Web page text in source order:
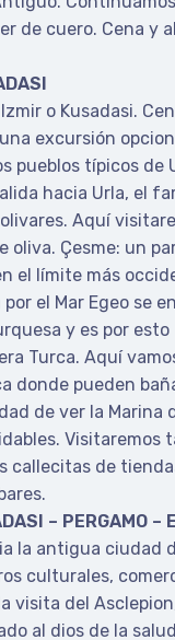
de cuero. Cena y
o Kusadasi.
excursión
pueblos típicos de
hacia Urla, el
Aquí
oliva. Çesme: un
el límite más
el Mar Egeo se
y es por esto
Turca. Aquí
donde pueden
de ver la Marina
Visitaremos
callecitas de
– PERGAMO –
la antigua ciudad
culturales,
visita del
al dios de la